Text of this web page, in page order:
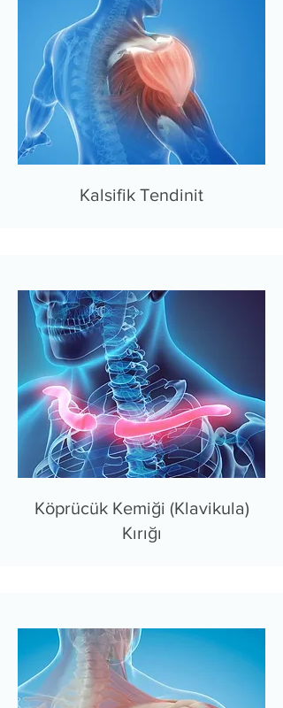
Kalsifik Tendinit
Köprücük Kemiği (Klavikula)
Kırığı